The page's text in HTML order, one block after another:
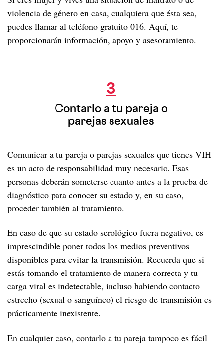
violencia de género en casa, cualquiera que ésta sea,
puedes llamar al teléfono gratuito 016. Aquí, te
proporcionarán información, apoyo y asesoramiento.
3
Contarlo a tu pareja o
parejas sexuales
Comunicar a tu pareja o parejas sexuales que tienes VIH
es un acto de responsabilidad muy necesario. Esas
personas deberán someterse cuanto antes a la prueba de
diagnóstico para conocer su estado y, en su caso,
proceder también al tratamiento.
En caso de que su estado serológico fuera negativo, es
imprescindible poner todos los medios preventivos
disponibles para evitar la transmisión. Recuerda que si
estás tomando el tratamiento de manera correcta y tu
carga viral es indetectable, incluso habiendo contacto
estrecho (sexual o sanguíneo) el riesgo de transmisión es
prácticamente inexistente.
En cualquier caso, contarlo a tu pareja tampoco es fácil